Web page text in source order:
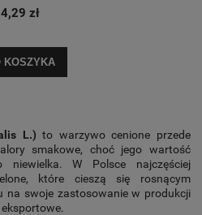
4,29 zł
KOSZYKA
L.) to warzywo cenione przede
smakowe, choć jego wartość
niewielka. W Polsce najczęściej
które cieszą się rosnącym
na swoje zastosowanie w produkcji